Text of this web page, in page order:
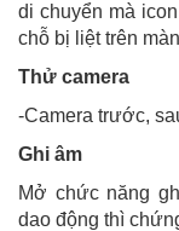
di chuyển mà
chỗ bị liệt trên
Thử camera
-Camera trước,
Ghi âm
Mở chức năng
dao động thì